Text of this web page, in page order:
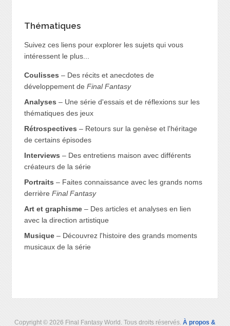
Thématiques
Suivez ces liens pour explorer les sujets qui vous
intéressent le plus...
Coulisses – Des récits et anecdotes de
développement de Final Fantasy
Analyses – Une série d'essais et de réflexions sur les
thématiques des jeux
Rétrospectives – Retours sur la genèse et l'héritage
de certains épisodes
Interviews – Des entretiens maison avec différents
créateurs de la série
Portraits – Faites connaissance avec les grands noms
derrière Final Fantasy
Art et graphisme– Des articles et analyses en lien
avec la direction artistique
Musique– Découvrez l'histoire des grands moments
musicaux de la série
Copyright © 2026 Final Fantasy World. Tous droits réservés.À propos &